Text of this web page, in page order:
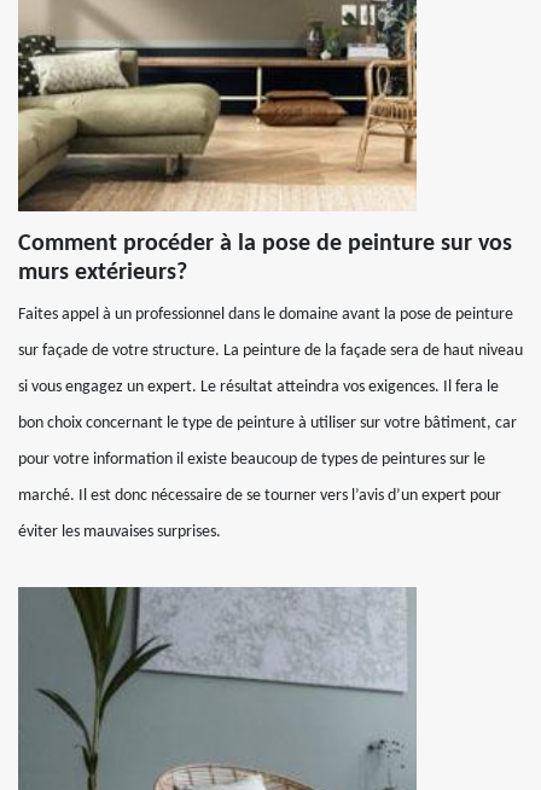
Comment procéder à la pose de peinture sur vos
murs extérieurs?
Faites appel à un professionnel dans le domaine avant la pose de peinture
sur façade de votre structure. La peinture de la façade sera de haut niveau
si vous engagez un expert. Le résultat atteindra vos exigences. Il fera le
bon choix concernant le type de peinture à utiliser sur votre bâtiment, car
pour votre information il existe beaucoup de types de peintures sur le
marché. Il est donc nécessaire de se tourner vers l’avis d’un expert pour
éviter les mauvaises surprises.